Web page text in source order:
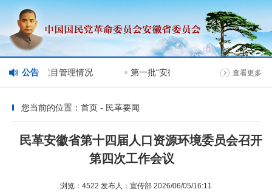
公告
会网站分栏目管理情况 第一批“安徽民革榜样人物”人选公示查看更多
您当前的位置：首页 - 民革要闻
民革安徽省第十四届人口资源环境委员会召开
第四次工作会议
浏览：4522 发布人：宣传部 2026/06/05/16:11